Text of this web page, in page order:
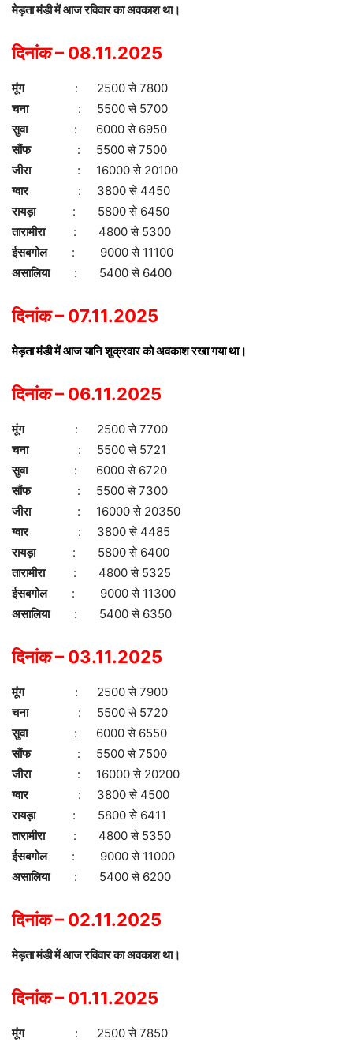
मेड़ता मंडी में आज रविवार का अवकाश था।
दिनांक – 08.11.2025
मूंग: 2500 से 7800
चना : 5500 से 5700
सुवा : 6000 से 6950
सौंफ
: 5500 से 7500
जीरा : 16000 से 20100
ग्वार
: 3800 से 4450
रायड़ा : 5800 से 6450
तारामीरा: 4800 से 5300
ईसबगोल
: 9000 से 11100
असालिया : 5400 से 6400
दिनांक – 07.11.2025
मेड़ता मंडी में आज यानि शुक्रवार को अवकाश रखा गया था।
दिनांक – 06.11.2025
मूंग: 2500 से 7700
चना : 5500 से 5721
सुवा : 6000 से 6720
सौंफ
: 5500 से 7300
जीरा : 16000 से 20350
ग्वार
: 3800 से 4485
रायड़ा : 5800 से 6400
तारामीरा: 4800 से 5325
ईसबगोल
: 9000 से 11300
असालिया : 5400 से 6350
दिनांक – 03.11.2025
मूंग: 2500 से 7900
चना : 5500 से 5720
सुवा : 6000 से 6550
सौंफ
: 5500 से 7500
जीरा : 16000 से 20200
ग्वार
: 3800 से 4500
रायड़ा : 5800 से 6411
तारामीरा: 4800 से 5350
ईसबगोल
: 9000 से 11000
असालिया : 5400 से 6200
दिनांक – 02.11.2025
मेड़ता मंडी में आज रविवार का अवकाश था।
दिनांक – 01.11.2025
मूंग: 2500 से 7850